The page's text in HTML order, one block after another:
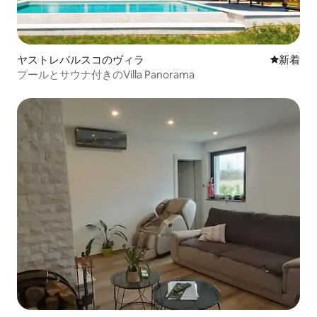
ヤストレバルスコのヴィラ 新しい宿
新着
プールとサウナ付きのVilla Panorama